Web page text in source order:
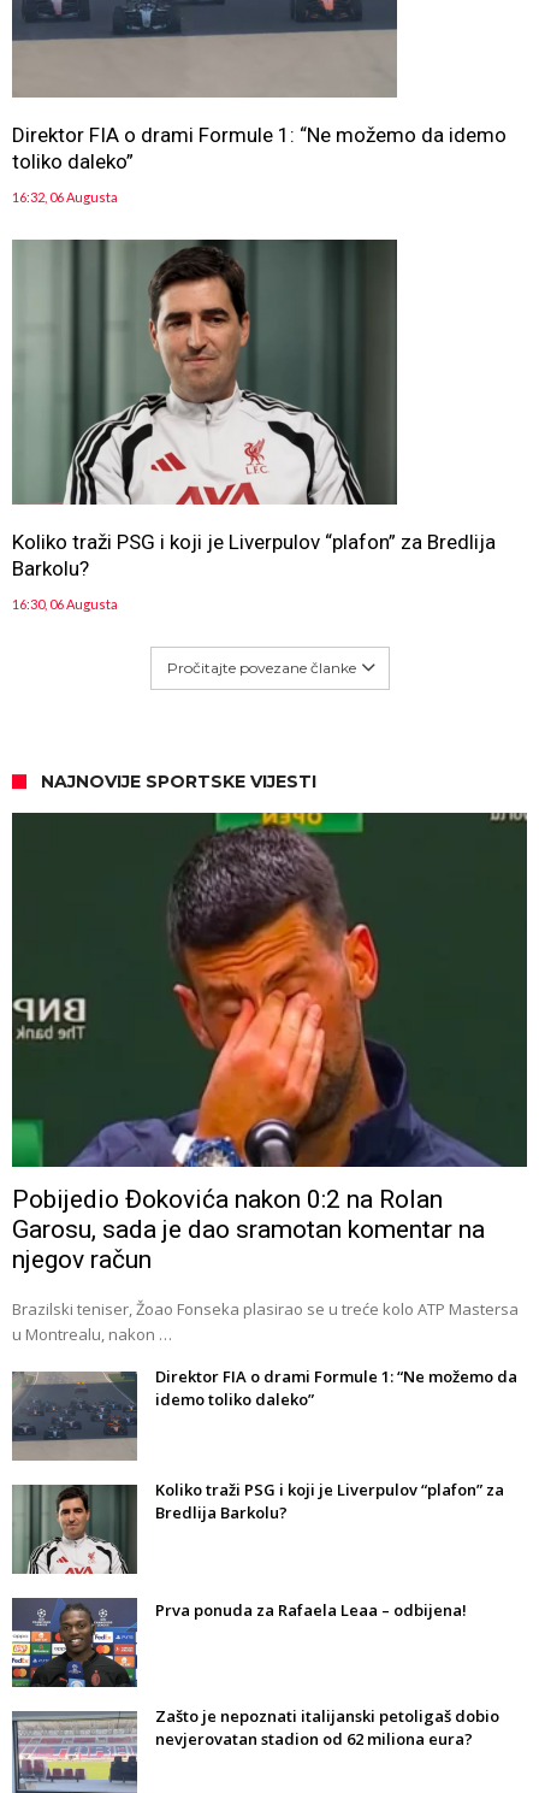
Direktor FIA o drami Formule 1: “Ne možemo da idemo
toliko daleko”
16:32, 06 Augusta
Koliko traži PSG i koji je Liverpulov “plafon” za Bredlija
Barkolu?
16:30, 06 Augusta
Pročitajte povezane članke
NAJNOVIJE SPORTSKE VIJESTI
Pobijedio Đokovića nakon 0:2 na Rolan
Garosu, sada je dao sramotan komentar na
njegov račun
Brazilski teniser, Žoao Fonseka plasirao se u treće kolo ATP Mastersa
u Montrealu, nakon …
Direktor FIA o drami Formule 1: “Ne možemo da
idemo toliko daleko”
Koliko traži PSG i koji je Liverpulov “plafon” za
Bredlija Barkolu?
Prva ponuda za Rafaela Leaa – odbijena!
Zašto je nepoznati italijanski petoligaš dobio
nevjerovatan stadion od 62 miliona eura?